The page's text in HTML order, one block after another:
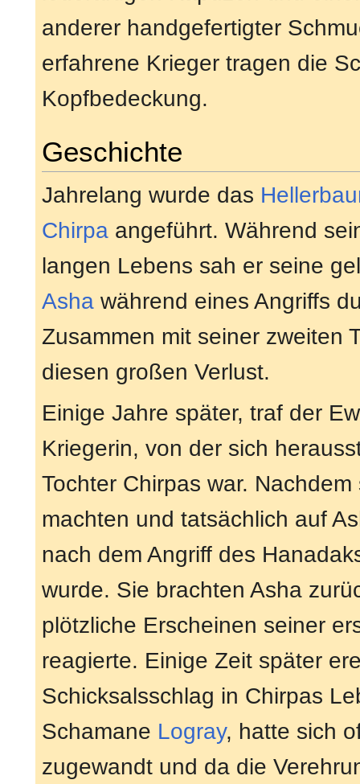
anderer handgefertigter
erfahrene Krieger tragen die
Kopfbedeckung.
Geschichte
Jahrelang wurde das
Chirpa angeführt. Während
langen Lebens sah er seine
Asha während eines Angriffs
Zusammen mit seiner zweiten
diesen großen Verlust.
Einige Jahre später, traf der
Kriegerin, von der sich
Tochter Chirpas war.
machten und tatsächlich auf
nach dem Angriff des
wurde. Sie brachten Asha
plötzliche Erscheinen seiner
reagierte. Einige Zeit später
Schicksalsschlag in Chirpas
Schamane Logray, hatte sich
zugewandt und da die